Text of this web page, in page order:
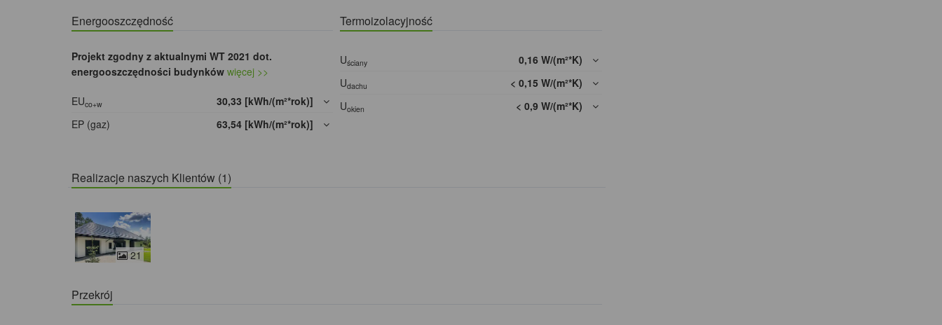
Energooszczędność
Projekt zgodny z aktualnymi WT 2021 dot.
energooszczędności budynków więcej >>
EUco+w
30,33 [kWh/(m²*rok)]
EP (gaz)
63,54 [kWh/(m²*rok)]
Termoizolacyjność
Uściany
0,16 W/(m²*K)
Udachu
< 0,15 W/(m²*K)
Uokien < 0,9 W/(m²*K)
Realizacje naszych Klientów (1)
21
Przekrój